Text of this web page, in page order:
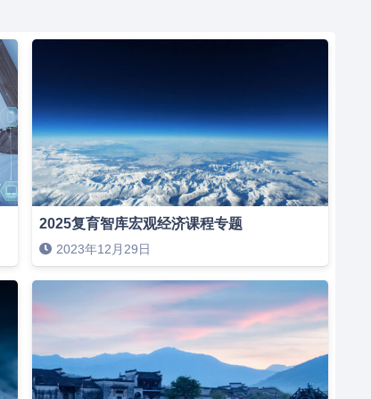
2025复育智库宏观经济课程专题
2023年12月29日